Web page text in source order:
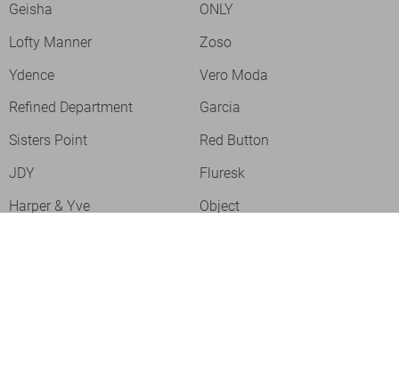
Geisha
ONLY
Lofty Manner
Zoso
Ydence
Vero Moda
Refined Department
Garcia
Sisters Point
Red Button
JDY
Fluresk
Harper & Yve
Object